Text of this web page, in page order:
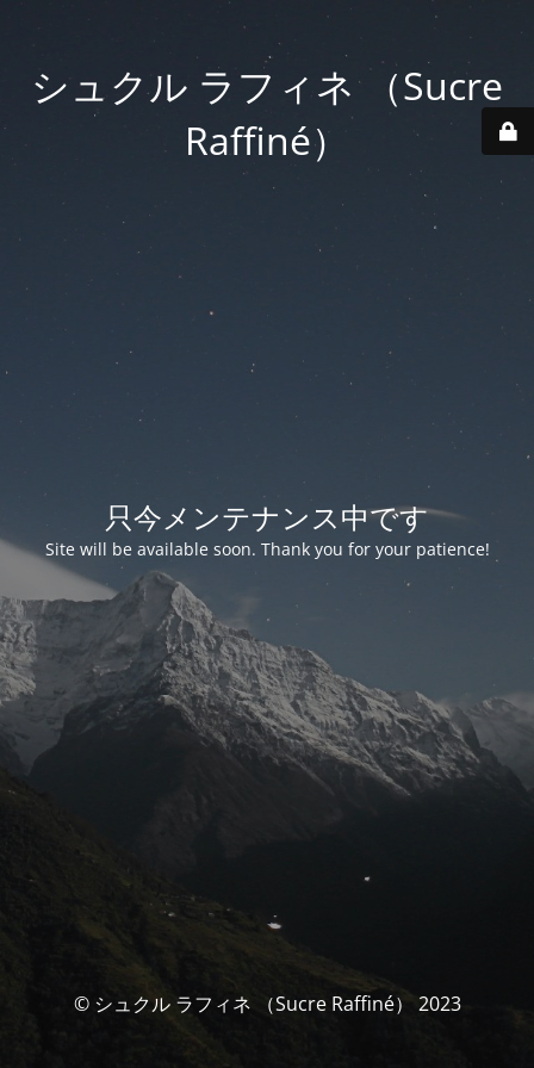
シュクル ラフィネ （Sucre
Raffiné）
只今メンテナンス中です
Site will be available soon. Thank you for your patience!
© シュクル ラフィネ （Sucre Raffiné） 2023